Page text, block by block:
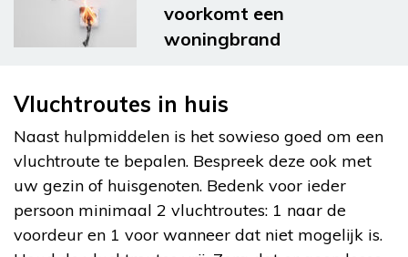
voorkomt een
woningbrand
Vluchtroutes in huis
Naast hulpmiddelen is het sowieso goed om een
vluchtroute te bepalen. Bespreek deze ook met
uw gezin of huisgenoten. Bedenk voor ieder
persoon minimaal 2 vluchtroutes: 1 naar de
voordeur en 1 voor wanneer dat niet mogelijk is.